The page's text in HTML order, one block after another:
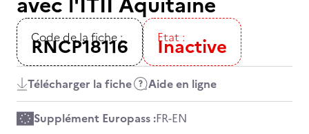
Code de la fiche :
RNCP18116 Etat :
Inactive
Télécharger la fiche Aide en ligne
Supplément Europass :FR-EN